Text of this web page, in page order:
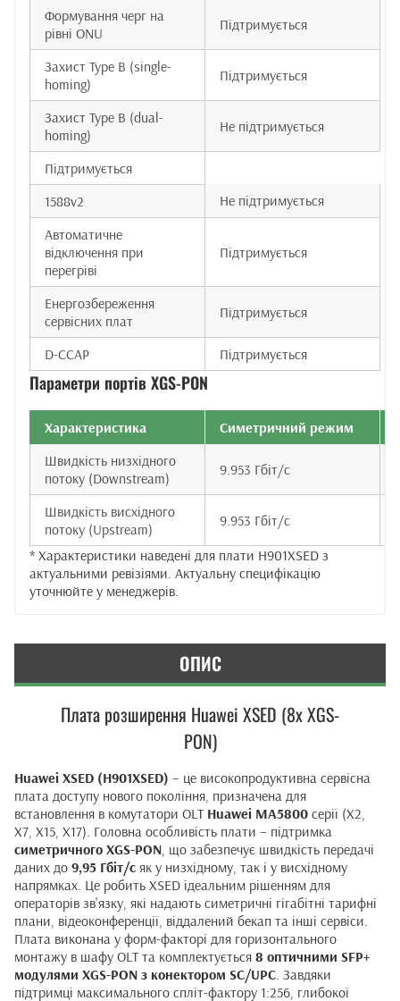
Формування черг на
рівні ONU
Підтримується
Захист Type B (single-
homing)
Підтримується
Захист Type B (dual-
homing)
Не підтримується
Підтримується
1588v2
Не підтримується
Автоматичне
відключення при
перегріві
Підтримується
Енергозбереження
сервісних плат
Підтримується
D-CCAP Підтримується
Параметри портів XGS-PON
Характеристика Симетричний режим
Швидкість низхідного
потоку (Downstream)
9.953 Гбіт/с
Швидкість висхідного
потоку (Upstream)
9.953 Гбіт/с
* Характеристики наведені для плати H901XSED з
актуальними ревізіями. Актуальну специфікацію
уточнюйте у менеджерів.
ОПИС
Плата розширення Huawei XSED (8x XGS-
PON)
Huawei XSED (H901XSED) – це високопродуктивна сервісна
плата доступу нового покоління, призначена для
встановлення в комутатори OLT Huawei MA5800 серії (X2,
X7, X15, X17). Головна особливість плати – підтримка
симетричного XGS-PON, що забезпечує швидкість передачі
даних до 9,95 Гбіт/с як у низхідному, так і у висхідному
напрямках. Це робить XSED ідеальним рішенням для
операторів зв'язку, які надають симетричні гігабітні тарифні
плани, відеоконференції, віддалений бекап та інші сервіси.
Плата виконана у форм-факторі для горизонтального
монтажу в шафу OLT та комплектується 8 оптичними SFP+
модулями XGS-PON з конектором SC/UPC. Завдяки
підтримці максимального спліт-фактору 1:256, глибокої